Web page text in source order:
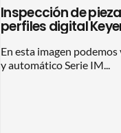
Inspección de
perfiles digital
En esta imagen
y automático Serie IM...